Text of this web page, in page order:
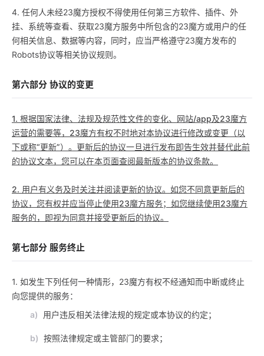
4. 任何人未经23魔方授权不得使用任何第三方软件、插件、外
挂、系统等查看、获取23魔方服务中所包含的23魔方或用户的任
何相关信息、数据等内容，同时，应当严格遵守23魔方发布的
Robots协议等相关协议规则。
第六部分 协议的变更
1. 根据国家法律、法规及规范性文件的变化、网站/app及23魔方
运营的需要等，23魔方有权不时地对本协议进行修改或变更（以
下或称“更新”）。更新后的协议一旦进行发布即告生效并替代此前
的协议文本，您可以在本页面查阅最新版本的协议条款。
2. 用户有义务及时关注并阅读更新的协议。如您不同意更新后的
协议，您有权并应当停止使用23魔方服务；如您继续使用23魔方
服务的，即视为同意并接受更新后的协议。
第七部分 服务终止
1. 如发生下列任何一种情形，23魔方有权不经通知而中断或终止
向您提供的服务：
a)
用户违反相关法律法规的规定或本协议的约定；
b) 按照法律规定或主管部门的要求；